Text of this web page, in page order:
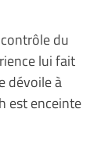
du
lui fait
dévoile à
est enceinte